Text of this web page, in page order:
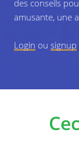
ils
Le
des conseils
amusante, une
Login ou signup